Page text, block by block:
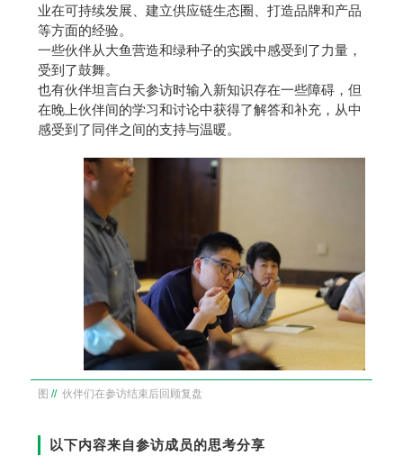
业在可持续发展、建立供应链生态圈、打造品牌和产品
等方面的经验。
一些伙伴从大鱼营造和绿种子的实践中感受到了力量，
受到了鼓舞。
也有伙伴坦言白天参访时输入新知识存在一些障碍，但
在晚上伙伴间的学习和讨论中获得了解答和补充，从中
感受到了同伴之间的支持与温暖。
图 // 伙伴们在参访结束后回顾复盘
以下内容来自参访成员的思考分享